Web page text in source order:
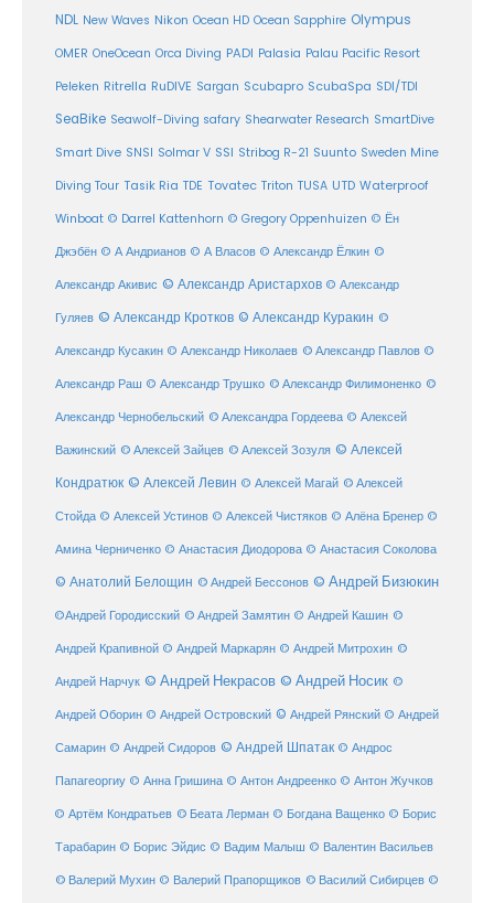
NDL New Waves Nikon Ocean HD Ocean Sapphire Olympus
OMER OneOcean Orca Diving PADI Palasia Palau Pacific Resort
Peleken Ritrella RuDIVE Sargan Scubapro ScubaSpa SDI/TDI
SeaBike Seawolf-Diving safary Shearwater Research SmartDive
Smart Dive SNSI Solmar V SSI Stribog R-21 Suunto Sweden Mine
Diving Tour Tasik Ria TDE Tovatec Triton TUSA UTD Waterproof
Winboat © Darrel Kattenhorn © Gregory Oppenhuizen © Ён
Джэбён © А Андрианов © А Власов © Александр Ёлкин ©
Александр Акивис © Александр Аристархов © Александр
Гуляев © Александр Кротков © Александр Куракин ©
Александр Кусакин © Александр Николаев © Александр Павлов ©
Александр Раш © Александр Трушко © Александр Филимоненко ©
Александр Чернобельский © Александра Гордеева © Алексей
Важинский © Алексей Зайцев © Алексей Зозуля © Алексей
Кондратюк © Алексей Левин © Алексей Магай © Алексей
Стойда © Алексей Устинов © Алексей Чистяков © Алёна Бренер ©
Амина Черниченко © Анастасия Диодорова © Анастасия Соколова
© Анатолий Белощин © Андрей Бессонов © Андрей Бизюкин
©Андрей Городисский © Андрей Замятин © Андрей Кашин ©
Андрей Крапивной © Андрей Маркарян © Андрей Митрохин ©
Андрей Нарчук © Андрей Некрасов © Андрей Носик ©
Андрей Оборин © Андрей Островский © Андрей Рянский © Андрей
Самарин © Андрей Сидоров © Андрей Шпатак © Андрос
Папагеоргиу © Анна Гришина © Антон Андреенко © Антон Жучков
© Артём Кондратьев © Беата Лерман © Богдана Ващенко © Борис
Тарабарин © Борис Эйдис © Вадим Малыш © Валентин Васильев
© Валерий Мухин © Валерий Прапорщиков © Василий Сибирцев ©